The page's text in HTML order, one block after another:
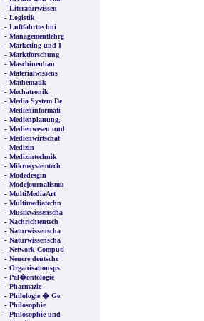
- Literaturwissen
- Logistik
- Luftfahrttechni
- Managementlehrg
- Marketing und I
- Marktforschung
- Maschinenbau
- Materialwissens
- Mathematik
- Mechatronik
- Media System De
- Medieninformati
- Medienplanung,
- Medienwesen und
- Medienwirtschaf
- Medizin
- Medizintechnik
- Mikrosystemtech
- Modedesgin
- Modejournalismu
- MultiMediaArt
- Multimediatechn
- Musikwissenscha
- Nachrichtentech
- Naturwissenscha
- Naturwissenscha
- Network Computi
- Neuere deutsche
- Organisationsps
- Pal�ontologie
- Pharmazie
- Philologie � Ge
- Philosophie
- Philosophie und